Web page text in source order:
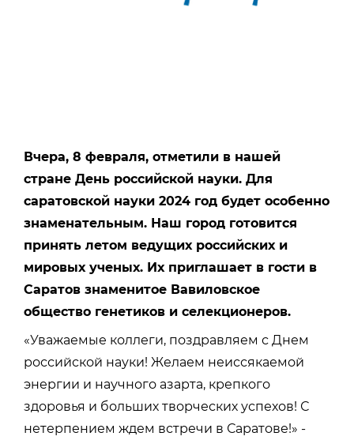
Вчера, 8 февраля, отметили в нашей
стране День российской науки. Для
саратовской науки 2024 год будет особенно
знаменательным. Наш город готовится
принять летом ведущих российских и
мировых ученых. Их приглашает в гости в
Саратов знаменитое Вавиловское
общество генетиков и селекционеров.
«Уважаемые коллеги, поздравляем с Днем
российской науки! Желаем неиссякаемой
энергии и научного азарта, крепкого
здоровья и больших творческих успехов! С
нетерпением ждем встречи в Саратове!» -